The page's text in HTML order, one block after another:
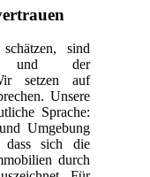
sind
und der
setzen auf
Unsere
Sprache:
Umgebung
dass sich die
durch